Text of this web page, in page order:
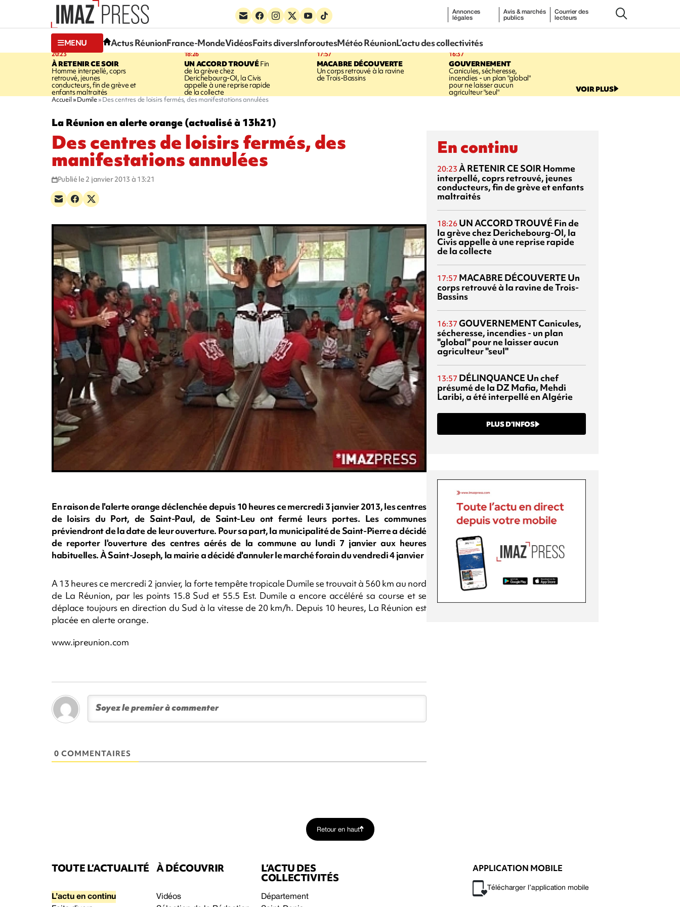
Annonces
légales
Avis & marchés
publics
Courrier des
lecteurs
MENU Actus RéunionFrance-MondeVidéosFaits diversInforoutesMétéo RéunionL’actu des collectivités
20:23
À RETENIR CE SOIR
Homme interpellé, coprs
retrouvé, jeunes
conducteurs, fin de grève et
enfants maltraités
18:26
UN ACCORD TROUVÉFin
de la grève chez
Derichebourg-OI, la Civis
appelle à une reprise rapide
de la collecte
17:57
MACABRE DÉCOUVERTE
Un corps retrouvé à la ravine
de Trois-Bassins
16:37
GOUVERNEMENT
Canicules, sécheresse,
incendies - un plan "global"
pour ne laisser aucun
agriculteur "seul" VOIR PLUS
Accueil Dumile Des centres de loisirs fermés, des manifestations annulées
La Réunion en alerte orange (actualisé à 13h21)
Des centres de loisirs fermés, des
manifestations annulées
Publié le 2 janvier 2013 à 13:21
En raison de l'alerte orange déclenchée depuis 10 heures ce mercredi 3 janvier 2013, les centres
de loisirs du Port, de Saint-Paul, de Saint-Leu ont fermé leurs portes. Les communes
préviendront de la date de leur ouverture. Pour sa part, la municipalité de Saint-Pierre a décidé
de reporter l'ouverture des centres aérés de la commune au lundi 7 janvier aux heures
habituelles. À Saint-Joseph, la mairie a décidé d'annuler le marché forain du vendredi 4 janvier
A 13 heures ce mercredi 2 janvier, la forte tempête tropicale Dumile se trouvait à 560 km au nord
de La Réunion, par les points 15.8 Sud et 55.5 Est. Dumile a encore accéléré sa course et se
déplace toujours en direction du Sud à la vitesse de 20 km/h. Depuis 10 heures, La Réunion est
placée en alerte orange.
www.ipreunion.com
0 COMMENTAIRES
En continu
20:23 À RETENIR CE SOIR Homme
interpellé, coprs retrouvé, jeunes
conducteurs, fin de grève et enfants
maltraités
18:26 UN ACCORD TROUVÉ Fin de
la grève chez Derichebourg-OI, la
Civis appelle à une reprise rapide
de la collecte
17:57 MACABRE DÉCOUVERTE Un
corps retrouvé à la ravine de Trois-
Bassins
16:37 GOUVERNEMENTCanicules,
sécheresse, incendies - un plan
"global" pour ne laisser aucun
agriculteur "seul"
13:57 DÉLINQUANCE Un chef
présumé de la DZ Mafia, Mehdi
Laribi, a été interpellé en Algérie
PLUS D’INFOS
Retour en haut
TOUTE L’ACTUALITÉ
L’actu en continu
À DÉCOUVRIR
Vidéos
L’ACTU DES
COLLECTIVITÉS
Département
APPLICATION MOBILE
Télécharger l’application mobile